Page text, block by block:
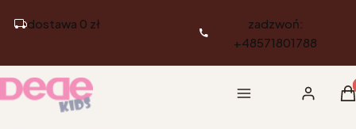
dostawa 0 zł
zadzwoń:
+48571801788
Menu Zaloguj się